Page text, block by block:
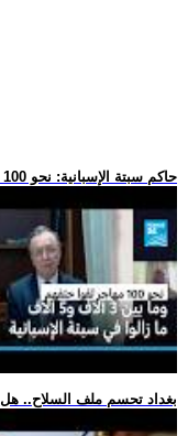
.. حاكم سبتة الإسبانية: نحو 100 مهاجر لقوا حتفهم وما بين 3 آلاف
.. بغداد تحسم ملف السلاح..